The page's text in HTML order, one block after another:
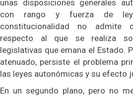
unas disposiciones generales
con rango y fuerza de
constitucionalidad no admite
respecto al que se realiza
legislativas que emana el Estado.
atenuado, persiste el problema
las leyes autonómicas y su efecto
En un segundo plano, pero no